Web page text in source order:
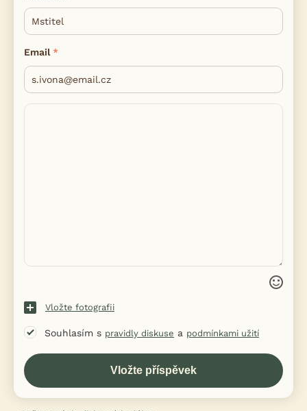
Email
Vložte fotografii
Souhlasím s pravidly diskuse a podmínkami užití